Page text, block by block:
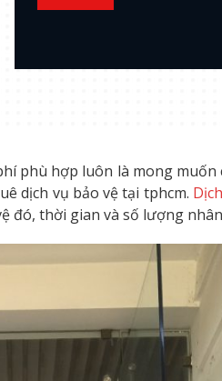
phù hợp luôn là mong
dịch vụ bảo vệ tại tphcm.
đó, thời gian và số lượng